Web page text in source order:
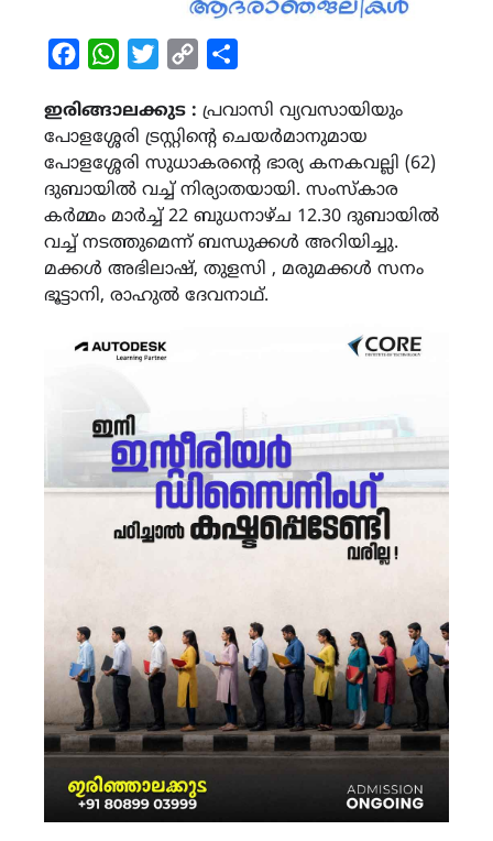
FacebookWhatsAppTwitterCopy
ഇരിങ്ങാലക്കുട : പ്രവാസി വ്യവസായിയും
പോളശ്ശേരി ട്രസ്റ്റിന്‍റെ ചെയർമാനുമായ
പോളശ്ശേരി സുധാകരൻ്റെ ഭാര്യ കനകവല്ലി (62)
ദുബായിൽ വച്ച് നിര്യാതയായി. സംസ്കാര
കർമ്മം മാർച്ച് 22 ബുധനാഴ്ച 12.30 ദുബായിൽ
വച്ച് നടത്തുമെന്ന് ബന്ധുക്കൾ അറിയിച്ചു.
മക്കൾ അഭിലാഷ്, തുളസി , മരുമക്കൾ സനം
ഭൂട്ടാനി, രാഹുൽ ദേവനാഥ്.